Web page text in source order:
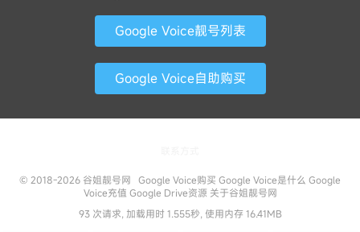
Google Voice靓号列表
Google Voice自助购买
© 2018-2026 谷姐靓号网 Google Voice购买 Google Voice是什么 Google
Voice充值 Google Drive资源 关于谷姐靓号网
93 次请求, 加载用时 1.555秒, 使用内存 16.41MB